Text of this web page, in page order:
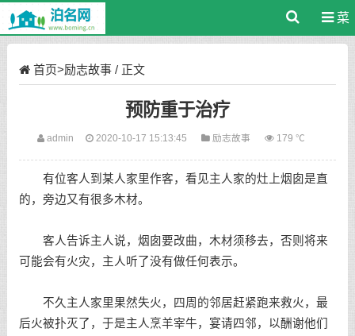
菜
首页>励志故事/ 正文
预防重于治疗
admin 2020-10-17 15:13:45 励志故事 179 ℃
有位客人到某人家里作客，看见主人家的灶上烟囱是直
的，旁边又有很多木材。
客人告诉主人说，烟囱要改曲，木材须移去，否则将来
可能会有火灾，主人听了没有做任何表示。
不久主人家里果然失火，四周的邻居赶紧跑来救火，最
后火被扑灭了，于是主人烹羊宰牛，宴请四邻，以酬谢他们